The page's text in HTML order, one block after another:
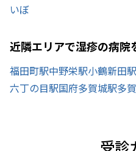
いぼ
近隣エリアで湿疹の病院
福田町駅中野栄駅小鶴新田駅
六丁の目駅国府多賀城駅多
受診